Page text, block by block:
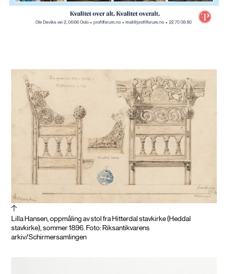
derfor langt på vei kvinnehistorie. Det er historien
om damer med ansvar for store og mindre
Lilla Hansen, oppmåling av stol fra Hitterdal stavkirke (Heddal
stavkirke), sommer 1896. Foto: Riksantikvarens
arkiv/Schirmersamlingen